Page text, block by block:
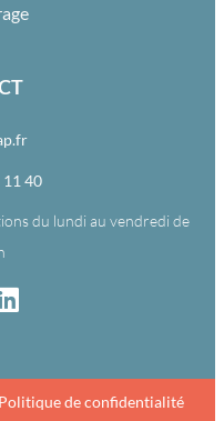
11 40
du lundi au vendredi de
Politique de confidentialité